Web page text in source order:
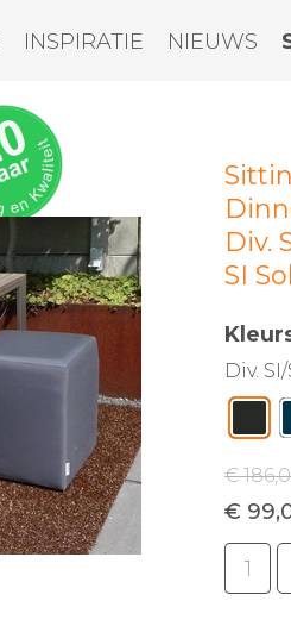
INSPIRATIE NIEUWS
Div.
SI
Div.
€
€